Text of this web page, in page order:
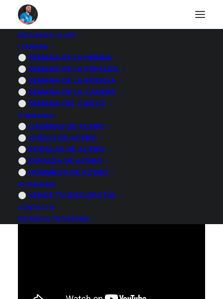
DESCARGA LA APP
1 SEMANA
SEMANA DE LA HERNIA
SEMANA DE LA ESPALDA
SEMANA DE LA RODILLA
SEMANA DE LA CADERA
SEMANA DEL CUELLO
3 SEMANAS
CADERAS DE ACERO
CUELLO DE ACERO
RODILLAS DE ACERO
ESPALDA DE ACERO
HOMBROS DE ACERO
16 SEMANAS
VENCE TU DISCOPATÍA
CONTACTO
ENTRAR AL PROGRAMA
3 EJERCICIOS para la
DORSALGIA en el
SOFA
16 NOVIEMBRE, 2024 | POR